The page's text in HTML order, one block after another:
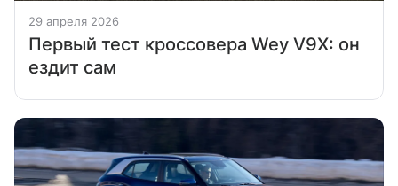
29 апреля 2026
Первый тест кроссовера Wey V9X: он
ездит сам